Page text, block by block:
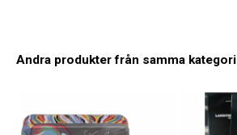
Andra produkter från samma kategori